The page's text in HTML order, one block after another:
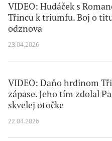
VIDEO: Hudáček s
Třincu k triumfu. Boj o
odznova
23.04.2026
VIDEO: Daňo hrdinom
zápase. Jeho tím zdolal
skvelej otočke
22.04.2026